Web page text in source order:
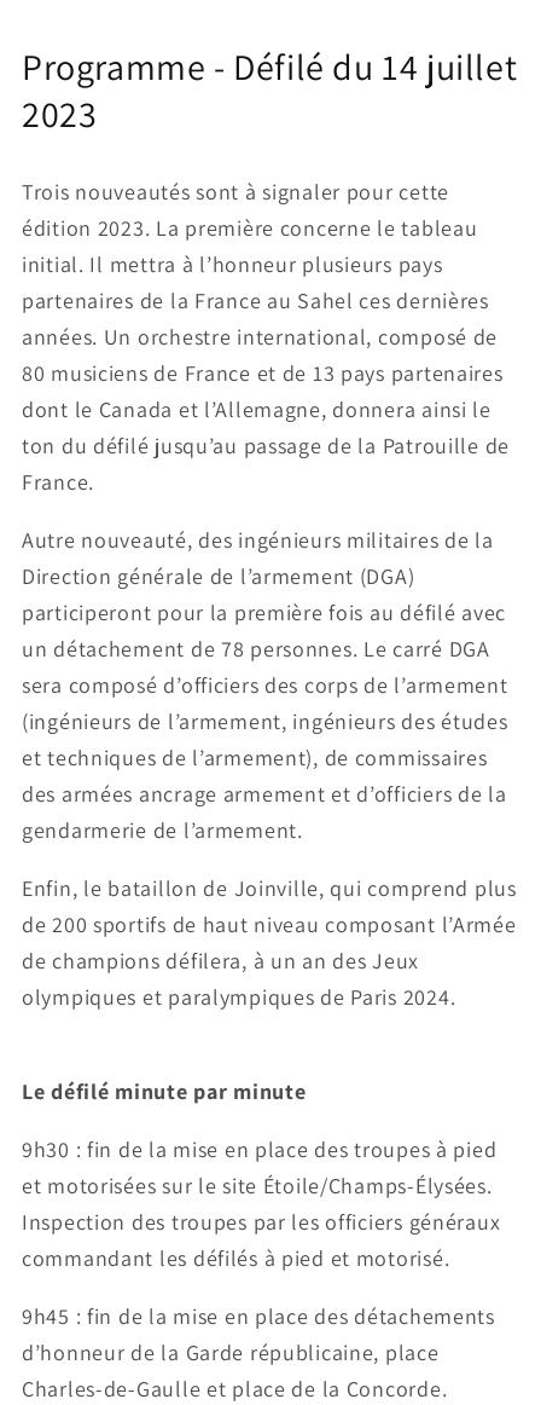
Programme - Défilé du 14 juillet
2023
Trois nouveautés sont à signaler pour cette
édition 2023. La première concerne le tableau
initial. Il mettra à l’honneur plusieurs pays
partenaires de la France au Sahel ces dernières
années. Un orchestre international, composé de
80 musiciens de France et de 13 pays partenaires
dont le Canada et l’Allemagne, donnera ainsi le
ton du défilé jusqu’au passage de la Patrouille de
France.
Autre nouveauté, des ingénieurs militaires de la
Direction générale de l’armement (DGA)
participeront pour la première fois au défilé avec
un détachement de 78 personnes. Le carré DGA
sera composé d’officiers des corps de l’armement
(ingénieurs de l’armement, ingénieurs des études
et techniques de l’armement), de commissaires
des armées ancrage armement et d’officiers de la
gendarmerie de l’armement.
Enfin, le bataillon de Joinville, qui comprend plus
de 200 sportifs de haut niveau composant l’Armée
de champions défilera, à un an des Jeux
olympiques et paralympiques de Paris 2024.
Le défilé minute par minute
9h30 : fin de la mise en place des troupes à pied
et motorisées sur le site Étoile/Champs-Élysées.
Inspection des troupes par les officiers généraux
commandant les défilés à pied et motorisé.
9h45 : fin de la mise en place des détachements
d’honneur de la Garde républicaine, place
Charles-de-Gaulle et place de la Concorde.